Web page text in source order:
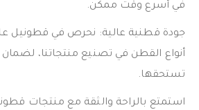
في أسرع وقت ممكن.
جودة قطنية عالية: نحرص في قطونيل
أنواع القطن في تصنيع منتجاتنا، لضمان
تستحقها.
استمتع بالراحة والثقة مع منتجات